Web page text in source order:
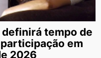
tempo de
em
2026